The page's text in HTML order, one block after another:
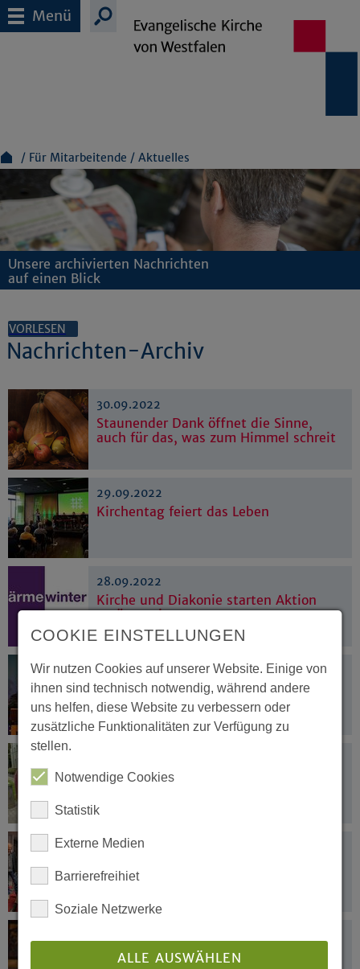
Menü
Für Mitarbeitende Aktuelles
Unsere archivierten Nachrichten
auf einen Blick
VORLESEN
Nachrichten-Archiv
30.09.2022
Staunender Dank öffnet die Sinne,
auch für das, was zum Himmel schreit
29.09.2022
Kirchentag feiert das Leben
28.09.2022
Kirche und Diakonie starten Aktion
#wärmewinter
27.09.2022
Westfälische Impressionen mit Musik
und Regen
Frauen trafen sich im Vorfeld
26.09.2022
Kinos
Von Licht und Salz im rechten Maß
COOKIE EINSTELLUNGEN
Wir nutzen Cookies auf unserer Website. Einige von
ihnen sind technisch notwendig, während andere
uns helfen, diese Website zu verbessern oder
zusätzliche Funktionalitäten zur Verfügung zu
stellen.
Notwendige Cookies
Statistik
Externe Medien
Barrierefreihiet
Soziale Netzwerke
ALLE AUSWÄHLEN